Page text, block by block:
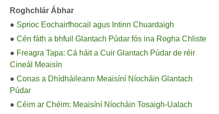
Roghchlár Ábhar
● Sprioc Eochairfhocail agus Intinn Chuardaigh
● Cén fáth a bhfuil Glantach Púdar fós ina Rogha Chliste
● Freagra Tapa: Cá háit a Cuir Glantach Púdar de réir
Cineál Meaisín
● Conas a Dhídháileann Meaisíní Níocháin Glantach
Púdar
● Céim ar Chéim: Meaisíní Níocháin Tosaigh-Ualach